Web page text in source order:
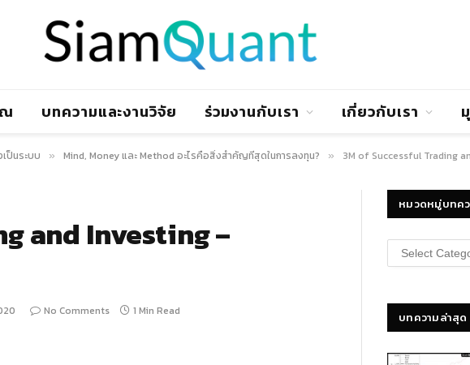
บทความและงานวิจัย ร่วมงานกับเรา เกี่ยวกับเรา
ป็นระบบ » Mind, Money และ Method อะไรคือสิ่งสำคัญที่สุดในการลงทุน? » 3M of Successful Trading
and Investing –
No Comments 1 Min Read
หมวดหมู่บทค
หมวด
หมู่
บทความล่าสุด